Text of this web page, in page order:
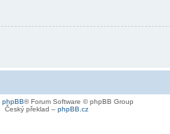
phpBB® Forum Software © phpBB Group
Český překlad – phpBB.cz